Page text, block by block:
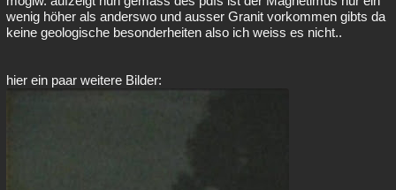
wenig höher als anderswo und ausser Granit vorkommen gibts da
keine geologische besonderheiten also ich weiss es nicht..
hier ein paar weitere Bilder: